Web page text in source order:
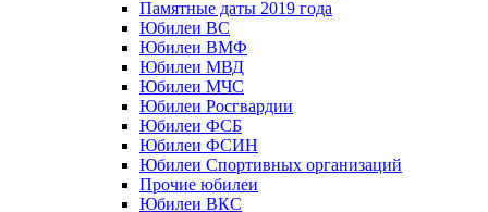
Памятные даты 2019 года
Юбилеи ВС
Юбилеи ВМФ
Юбилеи МВД
Юбилеи МЧС
Юбилеи Росгвардии
Юбилеи ФСБ
Юбилеи ФСИН
Юбилеи Спортивных организаций
Прочие юбилеи
Юбилеи ВКС